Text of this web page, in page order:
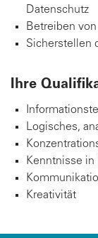
Datenschutz
Betreiben von
Sicherstellen
Ihre
Logisches,
Kenntnisse
Kreativität